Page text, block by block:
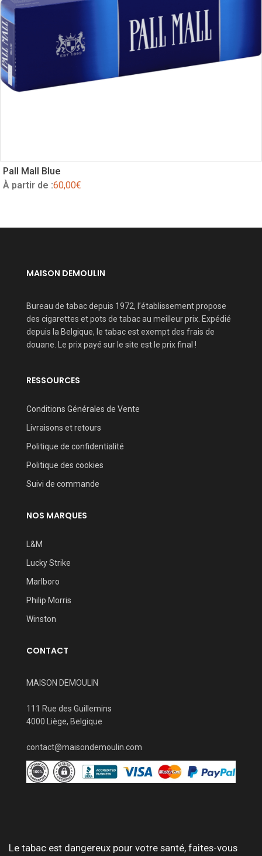
Pall Mall Blue
À partir de :60,00€
MAISON DEMOULIN
Bureau de tabac depuis 1972, l’établissement propose
des cigarettes et pots de tabac au meilleur prix. Expédié
depuis la Belgique, le tabac est exempt des frais de
douane. Le prix payé sur le site est le prix final !
RESSOURCES
Conditions Générales de Vente
Livraisons et retours
Politique de confidentialité
Politique des cookies
Suivi de commande
NOS MARQUES
L&M
Lucky Strike
Marlboro
Philip Morris
Winston
CONTACT
MAISON DEMOULIN
111 Rue des Guillemins
4000 Liège, Belgique
contact@maisondemoulin.com
Le tabac est dangereux pour votre santé, faites-vous